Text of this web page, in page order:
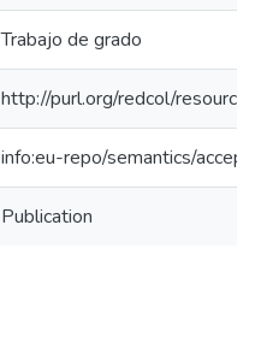
Trabajo de grado
http://purl.org/redcol/
info:eu-repo/semantics/
Publication